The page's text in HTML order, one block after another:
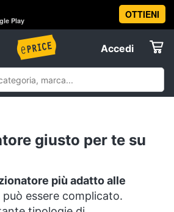
Play
OTTIENI
Accedi
giusto per te su
più adatto alle
può essere complicato.